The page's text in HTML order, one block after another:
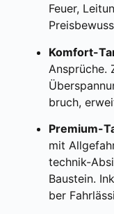
Feu­er,
Kom­fort-
Ansprü­che.
bruch,
Pre­mi­um-
mit
tech­nik-
Bau­stein.
ber